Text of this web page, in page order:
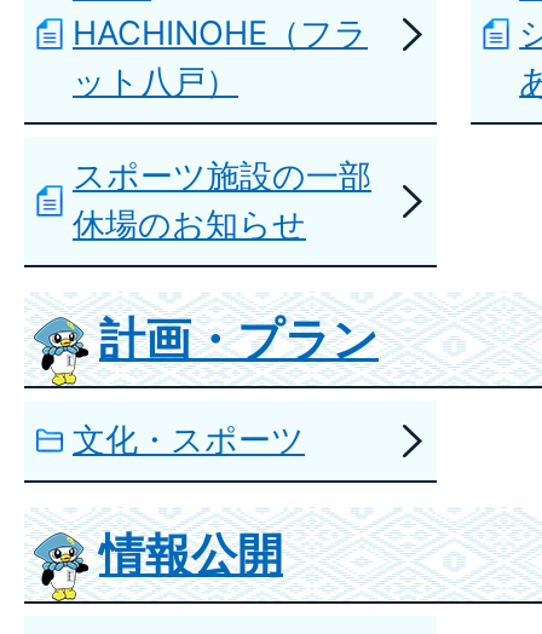
HACHINOHE（フラ
ット八戸）
スポーツ施設の一部
休場のお知らせ
計画・プラン
文化・スポーツ
情報公開